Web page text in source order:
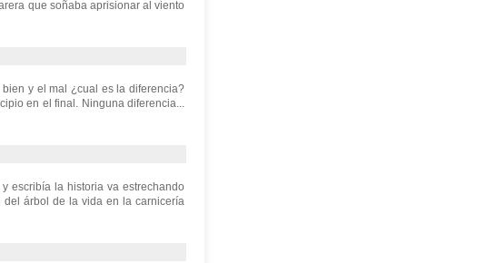
que soñaba aprisionar al viento
y el mal ¿cual es la diferencia?
en el final. Ninguna diferencia...
escribía la historia va estrechando
del árbol de la vida en la carnicería